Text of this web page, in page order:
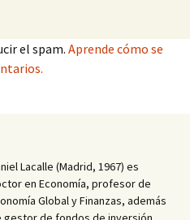
el spam. Aprende cómo se
Lacalle (Madrid, 1967) es
en Economía, profesor de
Global y Finanzas, además